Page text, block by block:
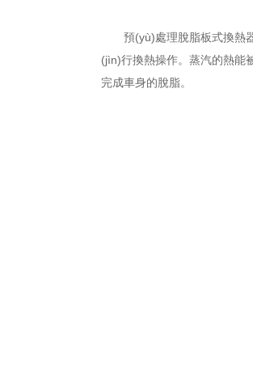
預(yù)處理脫脂板式換熱
(jìn)行換熱操作。蒸汽的熱
完成車身的脫脂。